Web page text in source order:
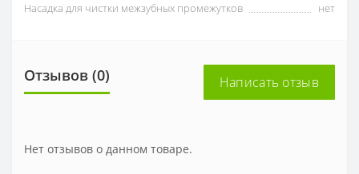
Насадка для чистки межзубных промежутков
нет
Отзывов (0) Написать отзыв
Нет отзывов о данном товаре.